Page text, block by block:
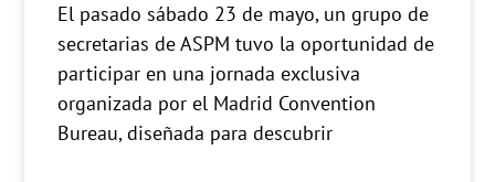
El pasado sábado 23 de mayo, un grupo de
secretarias de ASPM tuvo la oportunidad de
participar en una jornada exclusiva
organizada por el Madrid Convention
Bureau, diseñada para descubrir